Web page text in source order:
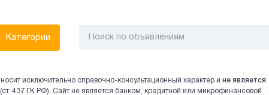
Категории
исключительно справочно-консультационный характер и не является
(ст. 437 ГК РФ). Сайт не является банком, кредитной или микрофинансовой